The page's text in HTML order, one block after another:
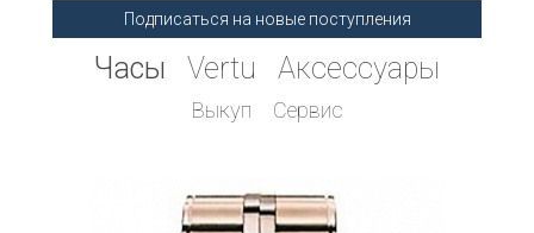
Подписаться на новые поступления
Часы Vertu Аксессуары
Выкуп Сервис